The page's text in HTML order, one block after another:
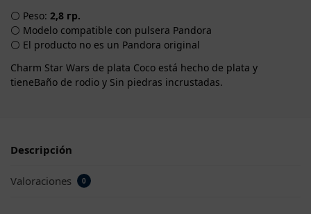
⚪ Peso: 2,8 гр.
⚪ Modelo compatible con pulsera Pandora
⚪ El producto no es un Pandora original
Charm Star Wars de plata Coco está hecho de plata y
tieneBaño de rodio y Sin piedras incrustadas.
Descripción
Valoraciones 0